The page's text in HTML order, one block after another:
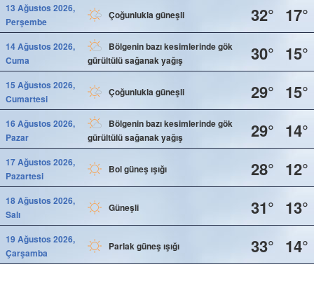
13 Ağustos 2026,
Perşembe
Çoğunlukla güneşli 32° 17°
14 Ağustos 2026,
Cuma
Bölgenin bazı kesimlerinde gök
gürültülü sağanak yağış
30° 15°
15 Ağustos 2026,
Cumartesi
Çoğunlukla güneşli 29° 15°
16 Ağustos 2026,
Pazar
Bölgenin bazı kesimlerinde gök
gürültülü sağanak yağış
29° 14°
17 Ağustos 2026,
Pazartesi
Bol güneş ışığı 28° 12°
18 Ağustos 2026,
Salı
Güneşli 31° 13°
19 Ağustos 2026,
Çarşamba
Parlak güneş ışığı 33° 14°